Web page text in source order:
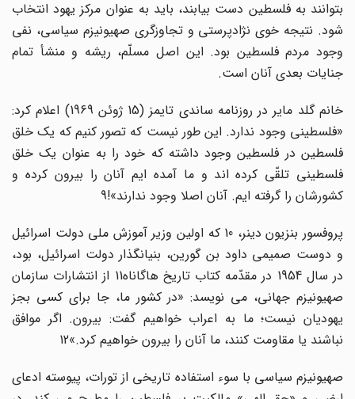
بتوانند به فلسطین دست بیابند، باید به عنوان مرکز یهود انتخاب
شود. نتیجه خوى نژادپرستى و تجاوزگرى صهیونیزم سیاسى، نفى
وجود مردم فلسطین بود. این اصل مسلّم، ریشه و منشأ تمام
جنایات بعدى آنان است.
خانم گلد مایر در روزنامه ساندى تایمز (15 ژوئن 1969) اعلام کرد:
«فلسطینى وجود ندارد. این طور نیست که تصور کنیم که یک خلق
فلسطین در فلسطین وجود داشته که خود را به عنوان یک خلق
فلسطینى تلقّى کرده اند و ما آمده ایم آنان را بیرون کرده و
کشورشان را گرفته ایم. آنان اصلا وجود ندارند»!9
پروفسور بنزیون دینر، 10 که اولین وزیر آموزش ملى دولت اسرائیل
و دوست صمیمى داود بن گورین، بنیانگذار دولت اسرائیل، بود،
در سال 1954 در مقدّمه کتاب تاریخ هاگاناه11 از انتشارات سازمان
صهیونیزم جهانى، مى نویسد: «در کشور ما، جا براى کسى بجز
یهودیان نیست؛ ما به اعراب خواهیم گفت: بیرون. اگر موافق
نباشند یا مقاومت کنند، ما آنان را بیرون خواهیم کرد.»12
صهیونیزم سیاسى با سوء استفاده تاریخى از تورات، پیوسته ادعاى